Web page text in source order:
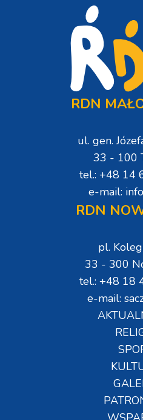
RDN
ul. gen.
33 - 100
tel.: +48 14
e-mail:
RDN
pl.
33 - 300
tel.: +48 18
e-mail: